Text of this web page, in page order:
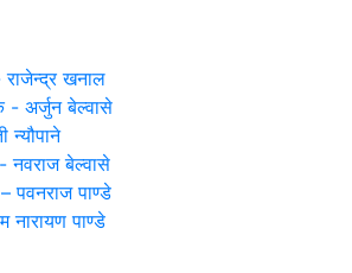
राजेन्द्र खनाल
- अर्जुन बेल्वासे
न्यौपाने
नवराज बेल्वासे
पवनराज पाण्डे
नारायण पाण्डे